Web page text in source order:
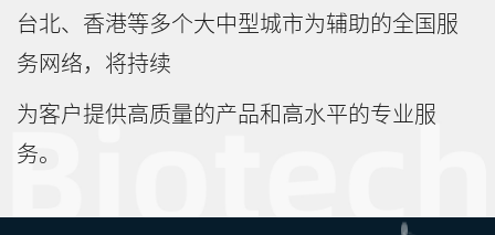
台北、香港等多个大中型城市为辅助的全国服
务网络，将持续
为客户提供高质量的产品和高水平的专业服
务。